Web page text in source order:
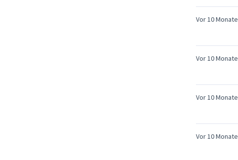
Vor 10 Monate
Vor 10 Monate
Vor 10 Monate
Vor 10 Monate